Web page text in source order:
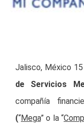
Jalisco, México
de Servicios
compañía
(“Mega” o la “